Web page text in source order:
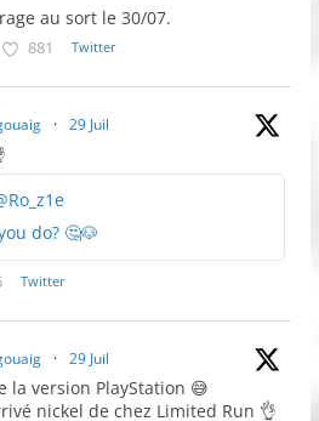
au sort le 30/07.
881 Twitter
· 29 Juil
do? 🤔🐶
Twitter
· 29 Juil
la version PlayStation 😅
nickel de chez Limited Run 👌